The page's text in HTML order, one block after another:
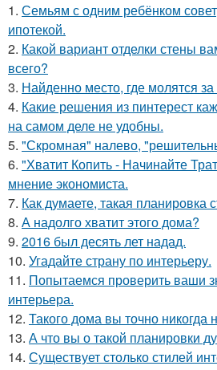
1. Семьям с одним ребёнком
ипотекой.
2. Какой вариант отделки стены
всего?
3. Найденно место, где молятся
4. Какие решения из пинтерест
на самом деле не удобны.
5. "Скромная" налево,
6. "Хватит Копить - Начинайте
мнение экономиста.
7. Как думаете, такая планировка
8. А надолго хватит этого дома?
9. 2016 был десять лет надад.
10. Угадайте страну по интерьеру.
11. Попытаемся проверить ваши
интерьера.
12. Такого дома вы точно никогда
13. А что вы о такой планировки
14. Существует столько стилей